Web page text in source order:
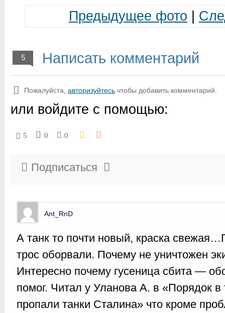
Предыдущее фото
5 Написать комментарий
Пожалуйста, авторизуйтесь чтобы добавить комментарий.
или войдите с помощью:
5 0 0
Подписаться
Ant_RnD
А танк то почти новый, краска
трос оборвали. Почему не уничтожен
Интересно почему гусеница сбита —
помог. Читал у Уланова А. в «Порядок в
пропали танки Сталина» что кроме